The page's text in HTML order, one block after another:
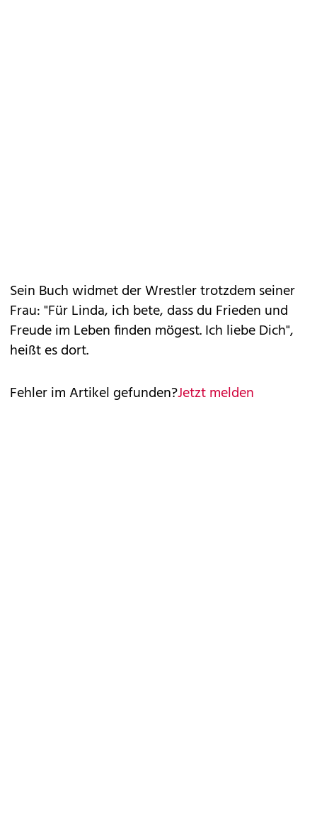
Sein Buch widmet der Wrestler trotzdem seiner
Frau: "Für Linda, ich bete, dass du Frieden und
Freude im Leben finden mögest. Ich liebe Dich",
heißt es dort.
Fehler im Artikel gefunden?Jetzt melden